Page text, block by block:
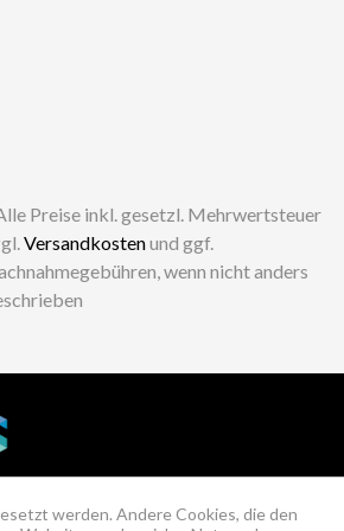
Preise inkl. gesetzl. Mehrwertsteuer
Versandkostenund ggf.
wenn nicht anders
werden. Andere Cookies, die den